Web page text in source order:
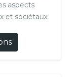
aspects
et sociétaux.